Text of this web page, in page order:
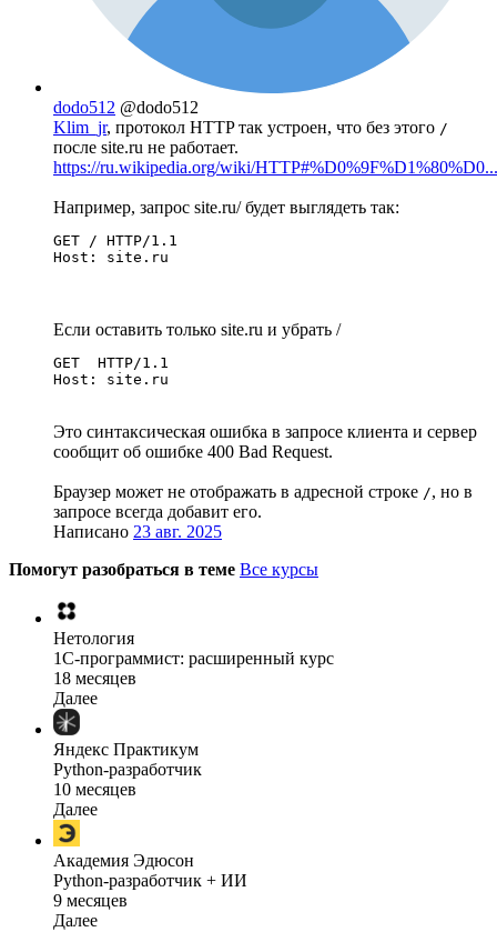
dodo512 @dodo512
Klim_jr, протокол HTTP так устроен, что без этого /
после site.ru не работает.
https://ru.wikipedia.org/wiki/HTTP#%D0%9F%D1%80%D0...
Например, запрос site.ru/ будет выглядеть так:
GET / HTTP/1.1
Host: site.ru
Если оставить только site.ru и убрать /
GET  HTTP/1.1
Host: site.ru
Это синтаксическая ошибка в запросе клиента и сервер
сообщит об ошибке 400 Bad Request.
Браузер может не отображать в адресной строке /, но в
запросе всегда добавит его.
Написано 23 авг. 2025
Помогут разобраться в теме Все курсы
Нетология
1C-программист: расширенный курс
18 месяцев
Далее
Яндекс Практикум
Python-разработчик
10 месяцев
Далее
Академия Эдюсон
Python-разработчик + ИИ
9 месяцев
Далее